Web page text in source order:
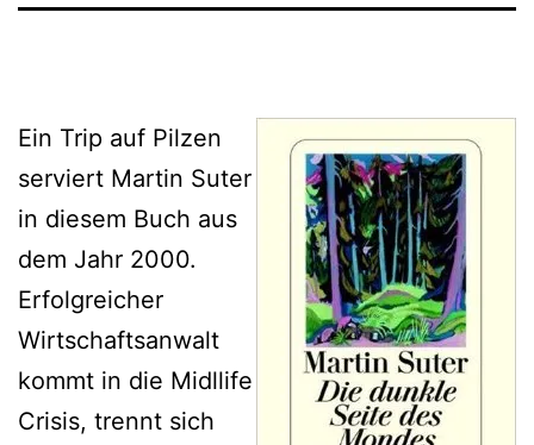
Ein Trip auf Pilzen
serviert Martin Suter
in diesem Buch aus
dem Jahr 2000.
Erfolgreicher
Wirtschaftsanwalt
kommt in die Midllife
Crisis, trennt sich